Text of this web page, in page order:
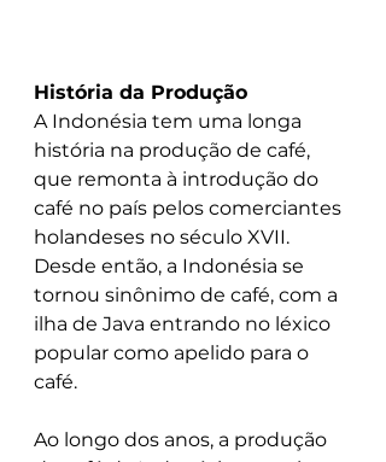
História da Produção
A Indonésia tem uma longa
história na produção de café,
que remonta à introdução do
café no país pelos comerciantes
holandeses no século XVII.
Desde então, a Indonésia se
tornou sinônimo de café, com a
ilha de Java entrando no léxico
popular como apelido para o
café.
Ao longo dos anos, a produção